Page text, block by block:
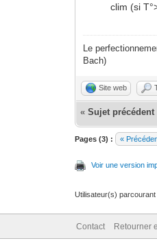
clim (si
Le
Bach)
Site web
«Sujet précédent
Pages (3) : «
Voir une version
Utilisateur(s)
Contact Retourner